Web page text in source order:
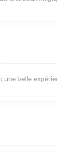
une belle